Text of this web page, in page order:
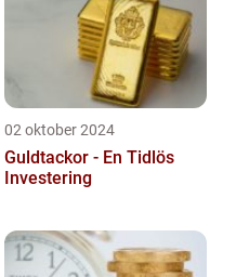
02 oktober 2024
Guldtackor - En Tidlös
Investering